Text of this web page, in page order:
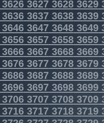
362736283629
363736383639
364736483649
365736583659
366736683669
367736783679
368736883689
369736983699
370737083709
371737183719